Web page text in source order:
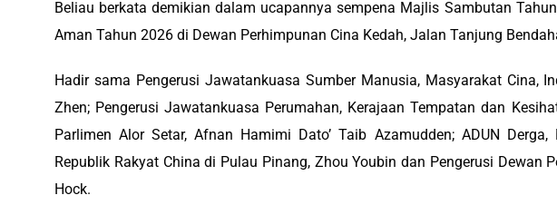
‎Beliau berkata demikian dalam ucapannya sempena Majlis Sambutan
Aman Tahun 2026 di Dewan Perhimpunan Cina Kedah, Jalan Tanjung
Hadir sama Pengerusi Jawatankuasa Sumber Manusia, Masyarakat Cina,
Zhen; Pengerusi Jawatankuasa Perumahan, Kerajaan Tempatan dan
Parlimen Alor Setar, Afnan Hamimi Dato’ Taib Azamudden; ADUN
Republik Rakyat China di Pulau Pinang, Zhou Youbin dan Pengerusi Dewan
Hock.